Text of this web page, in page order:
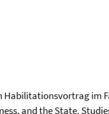
Habilitationsvortrag im
and the State.